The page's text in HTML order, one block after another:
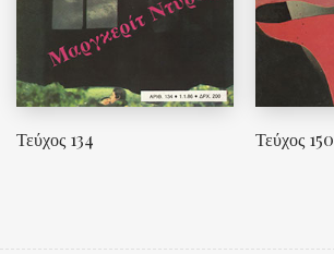
Τεύχος 134 Τεύχος 150